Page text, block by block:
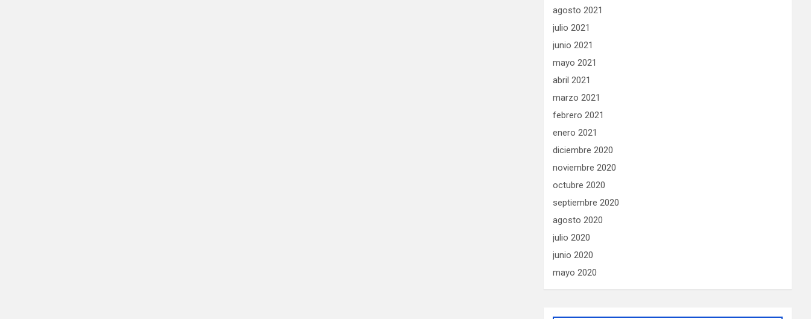
agosto 2021
julio 2021
junio 2021
mayo 2021
abril 2021
marzo 2021
febrero 2021
enero 2021
diciembre 2020
noviembre 2020
octubre 2020
septiembre 2020
agosto 2020
julio 2020
junio 2020
mayo 2020